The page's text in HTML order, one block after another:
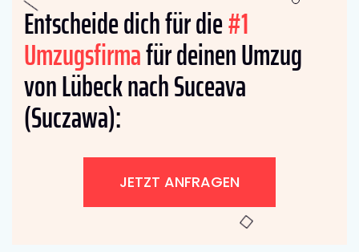
Entscheide dich für die#1
Umzugsfirmafür deinen Umzug
von Lübeck nach Suceava
(Suczawa):
JETZT ANFRAGEN